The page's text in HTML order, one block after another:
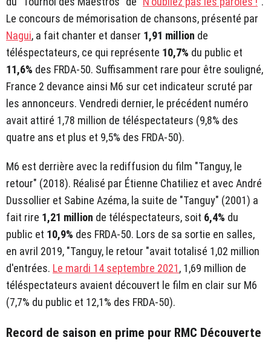
Le concours de mémorisation de chansons, présenté par
Nagui, a fait chanter et danser 1,91 million de
téléspectateurs, ce qui représente 10,7% du public et
11,6% des FRDA-50. Suffisamment rare pour être souligné,
France 2 devance ainsi M6 sur cet indicateur scruté par
les annonceurs. Vendredi dernier, le précédent numéro
avait attiré 1,78 million de téléspectateurs (9,8% des
quatre ans et plus et 9,5% des FRDA-50).
M6 est derrière avec la rediffusion du film "Tanguy, le
retour" (2018). Réalisé par Étienne Chatiliez et avec André
Dussollier et Sabine Azéma, la suite de "Tanguy" (2001) a
fait rire 1,21 million de téléspectateurs, soit 6,4% du
public et 10,9% des FRDA-50. Lors de sa sortie en salles,
en avril 2019, "Tanguy, le retour "avait totalisé 1,02 million
d'entrées. Le mardi 14 septembre 2021, 1,69 million de
téléspectateurs avaient découvert le film en clair sur M6
(7,7% du public et 12,1% des FRDA-50).
Record de saison en prime pour RMC Découverte